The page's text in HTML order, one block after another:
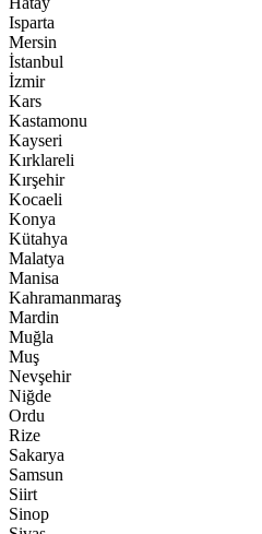
Isparta
Mersin
İstanbul
İzmir
Kars
Kastamonu
Kayseri
Kırklareli
Kırşehir
Kocaeli
Konya
Kütahya
Malatya
Manisa
Kahramanmaraş
Mardin
Muğla
Muş
Nevşehir
Niğde
Ordu
Rize
Sakarya
Samsun
Siirt
Sinop